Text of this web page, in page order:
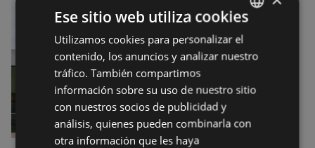
BASQUE
SPANISH
Ese sitio web utiliza cookies
Utilizamos cookies para personalizar el
contenido, los anuncios y analizar nuestro
tráfico. También compartimos
información sobre su uso de nuestro sitio
con nuestros socios de publicidad y
análisis, quienes pueden combinarla con
otra información que les haya